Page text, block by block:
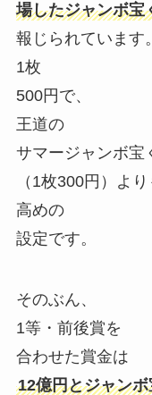
場したジャンボ宝
報じられています。
1枚
500円で、
王道の
サマージャンボ宝
（1枚300円）より
高めの
設定です。
そのぶん、
1等・前後賞を
合わせた賞金は
12億円とジャン